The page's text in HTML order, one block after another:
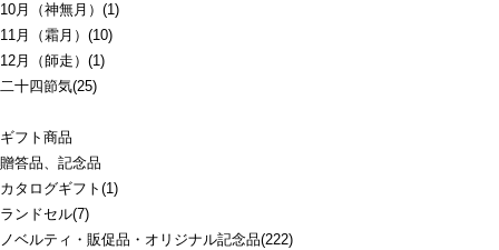
10月（神無月）(1)
11月（霜月）(10)
12月（師走）(1)
二十四節気(25)
ギフト商品
贈答品、記念品
カタログギフト(1)
ランドセル(7)
ノベルティ・販促品・オリジナル記念品(222)